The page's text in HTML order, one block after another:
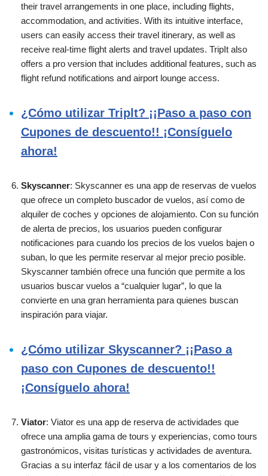
their travel arrangements in one place, including flights,
accommodation, and activities. With its intuitive interface,
users can easily access their travel itinerary, as well as
receive real-time flight alerts and travel updates. TripIt also
offers a pro version that includes additional features, such as
flight refund notifications and airport lounge access.
¿Cómo utilizar Triplt? ¡¡Paso a paso con
Cupones de descuento!! ¡Consíguelo
ahora!
Skyscanner: Skyscanner es una app de reservas de vuelos
que ofrece un completo buscador de vuelos, así como de
alquiler de coches y opciones de alojamiento. Con su función
de alerta de precios, los usuarios pueden configurar
notificaciones para cuando los precios de los vuelos bajen o
suban, lo que les permite reservar al mejor precio posible.
Skyscanner también ofrece una función que permite a los
usuarios buscar vuelos a “cualquier lugar”, lo que la
convierte en una gran herramienta para quienes buscan
inspiración para viajar.
¿Cómo utilizar Skyscanner? ¡¡Paso a
paso con Cupones de descuento!!
¡Consíguelo ahora!
Viator: Viator es una app de reserva de actividades que
ofrece una amplia gama de tours y experiencias, como tours
gastronómicos, visitas turísticas y actividades de aventura.
Gracias a su interfaz fácil de usar y a los comentarios de los